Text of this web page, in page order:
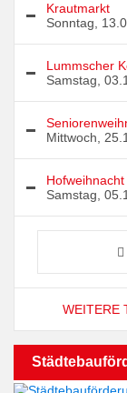
Krautmarkt
Sonntag,
Lummscher
Samstag,
Mittwoch,
Hofweihnacht
Samstag,
WEITERE